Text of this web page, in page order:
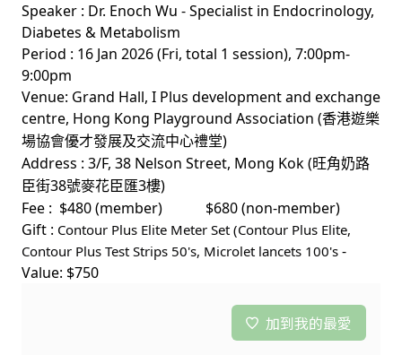
Speaker : Dr. Enoch Wu - Specialist in Endocrinology,
Diabetes & Metabolism
Period : 16 Jan 2026 (Fri, total 1 session), 7:00pm-
9:00pm
Venue: Grand Hall, I Plus development and exchange
centre, Hong Kong Playground Association (香港遊樂
場協會優才發展及交流中心禮堂)
Address : 3/F, 38 Nelson Street, Mong Kok (旺角奶路
臣街38號麥花臣匯3樓)
Fee : $480 (member) $680 (non-member)
Gift : Contour Plus Elite Meter Set (Contour Plus Elite,
Contour Plus Test Strips 50's, Microlet lancets 100's -
Value: $750
加到我的最愛